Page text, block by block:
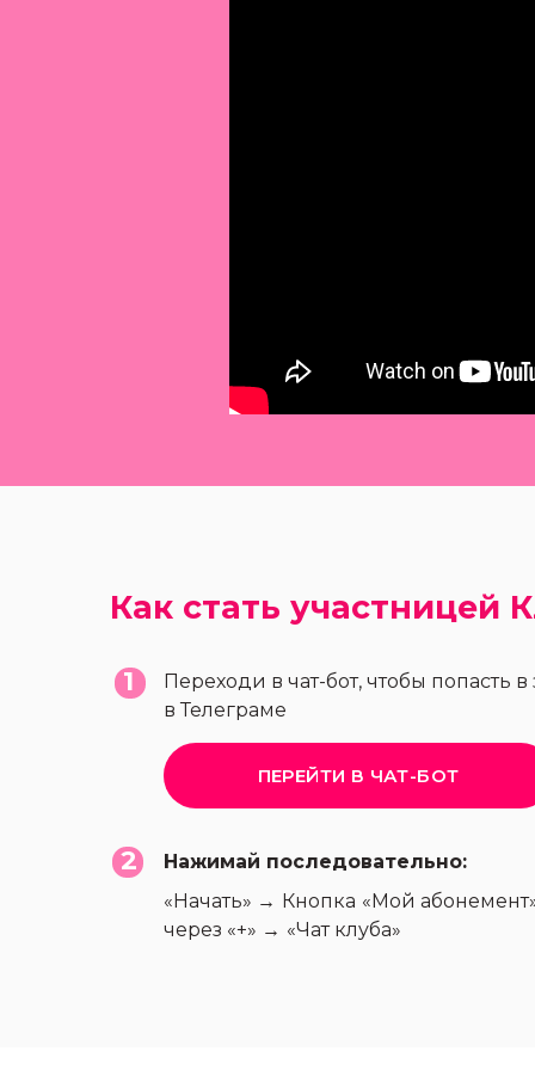
ПЕРЕЙТИ В ЧАТ-БОТ
Как стать участницей
Переходи в чат-бот, чтобы попасть
в Телеграме
1
2
«Начать» → Кнопка «Мой
через «+» → «Чат клуба»
Нажимай последовательно: